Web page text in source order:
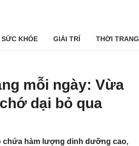
SỨC KHỎE GIẢI TRÍ THỜI TRANG
mỗi ngày: Vừa
dại bỏ qua
chứa hàm lượng dinh dưỡng cao,